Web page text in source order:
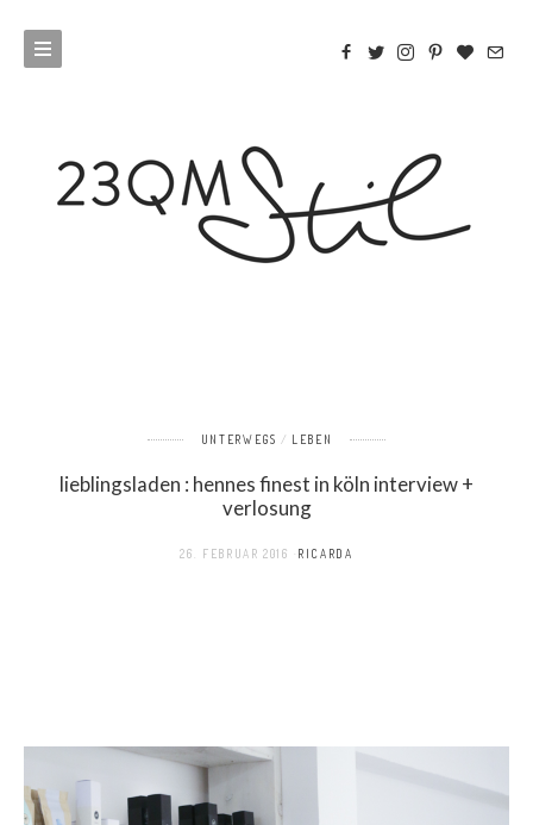
UNTERWEGS LEBEN
lieblingsladen : hennes finest in köln interview +
verlosung
26. FEBRUAR 2016 RICARDA